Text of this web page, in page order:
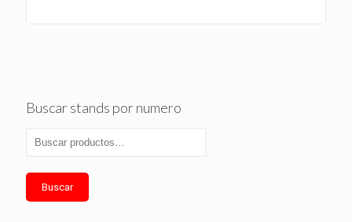
Buscar stands por numero
Buscar